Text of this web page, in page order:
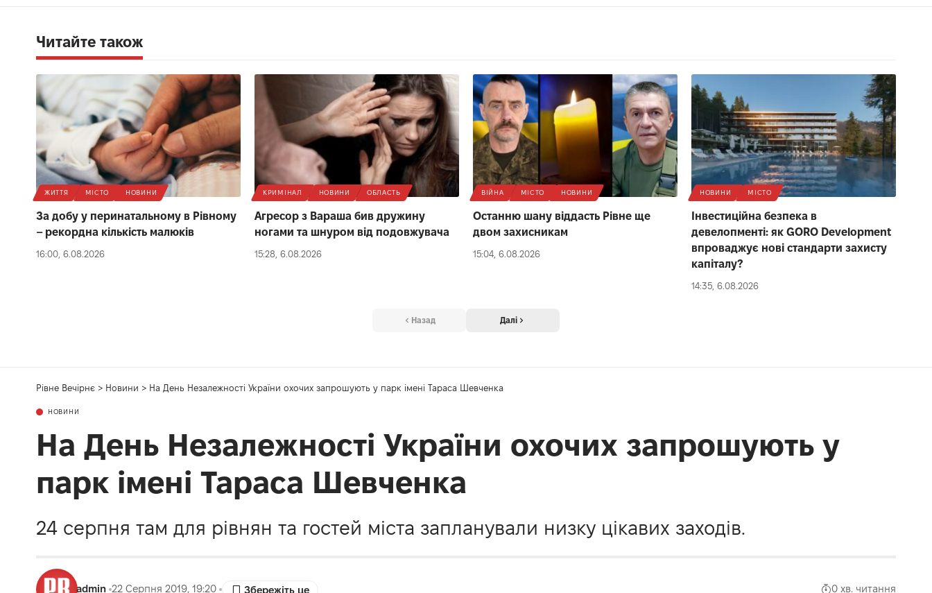
Читайте також
ЖИТТЯ МІСТО НОВИНИ
За добу у перинатальному в Рівному
– рекордна кількість малюків
16:00, 6.08.2026
КРИМІНАЛ НОВИНИ ОБЛАСТЬ
Агресор з Вараша бив дружину
ногами та шнуром від подовжувача
15:28, 6.08.2026
ВІЙНА МІСТО НОВИНИ
Останню шану віддасть Рівне ще
двом захисникам
15:04, 6.08.2026
НОВИНИ МІСТО
Інвестиційна безпека в
девелопменті: як GORO Development
впроваджує нові стандарти захисту
капіталу?
14:35, 6.08.2026
Назад Далі
Рівне Вечірнє > Новини > На День Незалежності України охочих запрошують у парк імені Тараса Шевченка
НОВИНИ
На День Незалежності України охочих запрошують у
парк імені Тараса Шевченка
24 серпня там для рівнян та гостей міста запланували низку цікавих заходів.
admin 22 Серпня 2019, 19:20 0 хв. читання